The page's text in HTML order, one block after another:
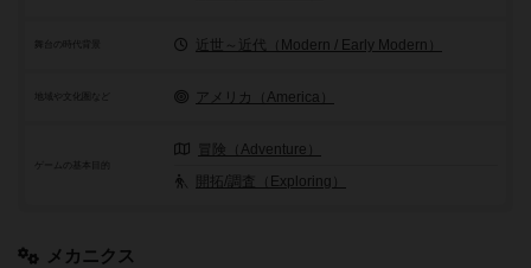
舞台の時代背景 近世～近代（Modern / Early Modern）
地域や文化圏など アメリカ（America）
ゲームの基本目的
冒険（Adventure）
開拓/調査（Exploring）
メカニクス